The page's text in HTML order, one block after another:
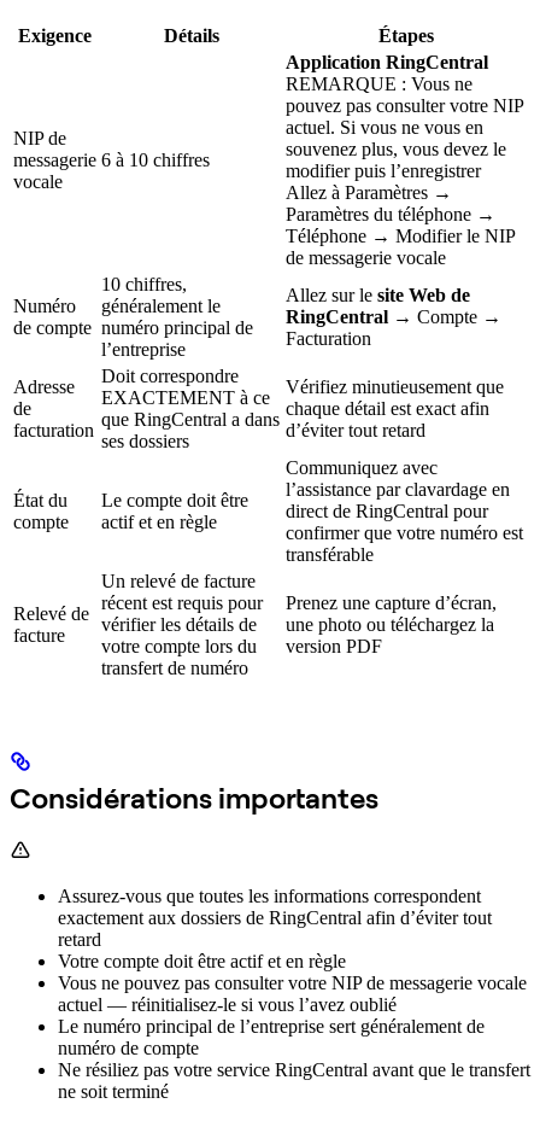
Exigence Détails Étapes
NIP de
messagerie
vocale
6 à 10 chiffres
Application RingCentral
REMARQUE : Vous ne
pouvez pas consulter votre NIP
actuel. Si vous ne vous en
souvenez plus, vous devez le
modifier puis l’enregistrer
Allez à Paramètres →
Paramètres du téléphone →
Téléphone → Modifier le NIP
de messagerie vocale
Numéro
de compte
10 chiffres,
généralement le
numéro principal de
l’entreprise
Allez sur le site Web de
RingCentral → Compte →
Facturation
Adresse
de
facturation
Doit correspondre
EXACTEMENT à ce
que RingCentral a dans
ses dossiers
Vérifiez minutieusement que
chaque détail est exact afin
d’éviter tout retard
État du
compte
Le compte doit être
actif et en règle
Communiquez avec
l’assistance par clavardage en
direct de RingCentral pour
confirmer que votre numéro est
transférable
Relevé de
facture
Un relevé de facture
récent est requis pour
vérifier les détails de
votre compte lors du
transfert de numéro
Prenez une capture d’écran,
une photo ou téléchargez la
version PDF
Considérations importantes
Assurez-vous que toutes les informations correspondent
exactement aux dossiers de RingCentral afin d’éviter tout
retard
Votre compte doit être actif et en règle
Vous ne pouvez pas consulter votre NIP de messagerie vocale
actuel — réinitialisez-le si vous l’avez oublié
Le numéro principal de l’entreprise sert généralement de
numéro de compte
Ne résiliez pas votre service RingCentral avant que le transfert
ne soit terminé